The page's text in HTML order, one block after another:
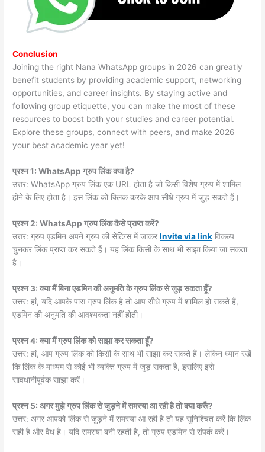
Conclusion
Joining the right Nana WhatsApp groups in 2026 can greatly
benefit students by providing academic support, networking
opportunities, and career insights. By staying active and
following group etiquette, you can make the most of these
resources to boost both your studies and career potential.
Explore these groups, connect with peers, and make 2026
your best academic year yet!
प्रश्न 1: WhatsApp ग्रुप लिंक क्या है?
उत्तर: WhatsApp ग्रुप लिंक एक URL होता है जो किसी विशेष ग्रुप में शामिल
होने के लिए होता है। इस लिंक को क्लिक करके आप सीधे ग्रुप में जुड़ सकते हैं।
प्रश्न 2: WhatsApp ग्रुप लिंक कैसे प्राप्त करें?
उत्तर: ग्रुप एडमिन अपने ग्रुप की सेटिंग्स में जाकरInvite via link विकल्प
चुनकर लिंक प्राप्त कर सकते हैं। यह लिंक किसी के साथ भी साझा किया जा सकता
है।
प्रश्न 3: क्या मैं बिना एडमिन की अनुमति के ग्रुप लिंक से जुड़ सकता हूँ?
उत्तर: हां, यदि आपके पास ग्रुप लिंक है तो आप सीधे ग्रुप में शामिल हो सकते हैं,
एडमिन की अनुमति की आवश्यकता नहीं होती।
प्रश्न 4: क्या मैं ग्रुप लिंक को साझा कर सकता हूँ?
उत्तर: हां, आप ग्रुप लिंक को किसी के साथ भी साझा कर सकते हैं। लेकिन ध्यान रखें
कि लिंक के माध्यम से कोई भी व्यक्ति ग्रुप में जुड़ सकता है, इसलिए इसे
सावधानीपूर्वक साझा करें।
प्रश्न 5: अगर मुझे ग्रुप लिंक से जुड़ने में समस्या आ रही है तो क्या करूँ?
उत्तर: अगर आपको लिंक से जुड़ने में समस्या आ रही है तो यह सुनिश्चित करें कि लिंक
सही है और वैध है। यदि समस्या बनी रहती है, तो ग्रुप एडमिन से संपर्क करें।